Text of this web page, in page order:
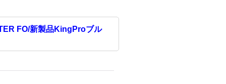
FO/新製品KingProブル